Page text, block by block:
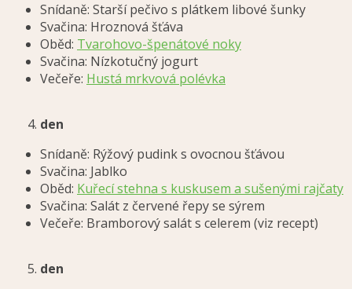
Snídaně: Starší pečivo s plátkem libové šunky
Svačina: Hroznová šťáva
Oběd: Tvarohovo-špenátové noky
Svačina: Nízkotučný jogurt
Večeře: Hustá mrkvová polévka
den
Snídaně: Rýžový pudink s ovocnou šťávou
Svačina: Jablko
Oběd: Kuřecí stehna s kuskusem a sušenými rajčaty
Svačina: Salát z červené řepy se sýrem
Večeře: Bramborový salát s celerem (viz recept)
den